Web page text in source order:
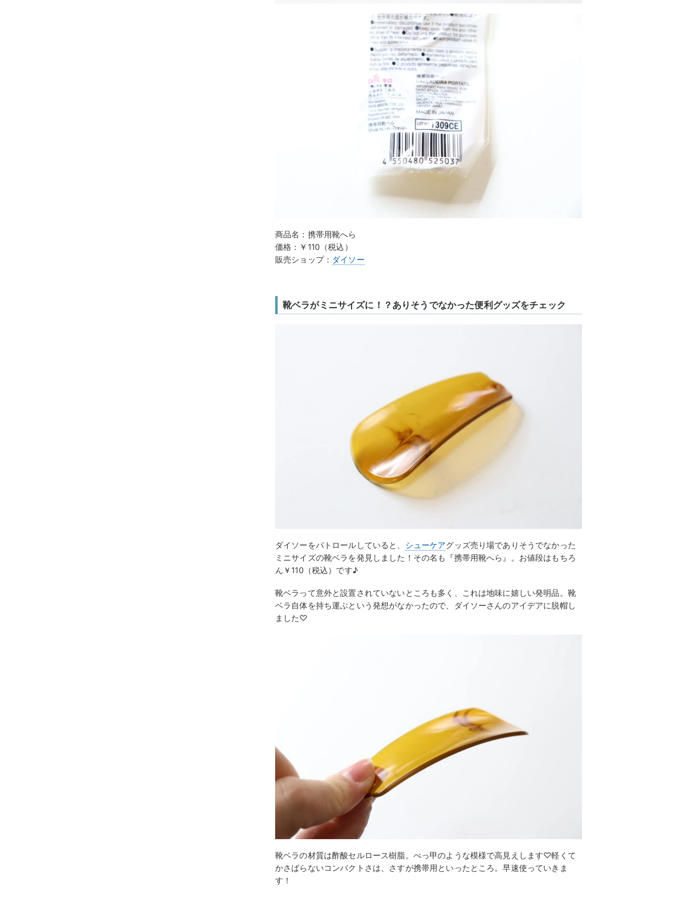
商品名：携帯用靴へら
価格：￥110（税込）
販売ショップ： ダイソー
靴ベラがミニサイズに！？ありそうでなかった便利グッズをチェック
ダイソーをパトロールしていると、 シューケアグッズ売り場でありそうでなかった
ミニサイズの靴ベラを発見しました！その名も『携帯用靴へら』。お値段はもちろ
ん￥110（税込）です♪
靴ベラって意外と設置されていないところも多く、これは地味に嬉しい発明品。靴
ベラ自体を持ち運ぶという発想がなかったので、ダイソーさんのアイデアに脱帽し
ました♡
靴ベラの材質は酢酸セルロース樹脂。べっ甲のような模様で高見えします♡軽くて
かさばらないコンパクトさは、さすが携帯用といったところ。早速使っていきま
す！